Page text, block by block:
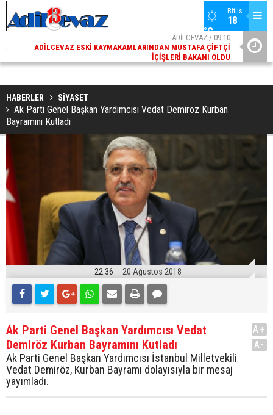
Bitlis
18
°C
ADİLCEVAZ / 09:10
ADILCEVAZ ESKI KAYMAKAMLARINDAN MUSTAFA ÇIFTÇI
İÇIŞLERI BAKANI OLDU
HABERLER SİYASET
Ak Parti Genel Başkan Yardımcısı Vedat Demiröz Kurban
Bayramını Kutladı
22:36 20 Ağustos 2018
Ak Parti Genel Başkan Yardımcısı Vedat
Demiröz Kurban Bayramını Kutladı
Ak Parti Genel Başkan Yardımcısı İstanbul Milletvekili
Vedat Demiröz, Kurban Bayramı dolayısıyla bir mesaj
yayımladı.
A+
A-